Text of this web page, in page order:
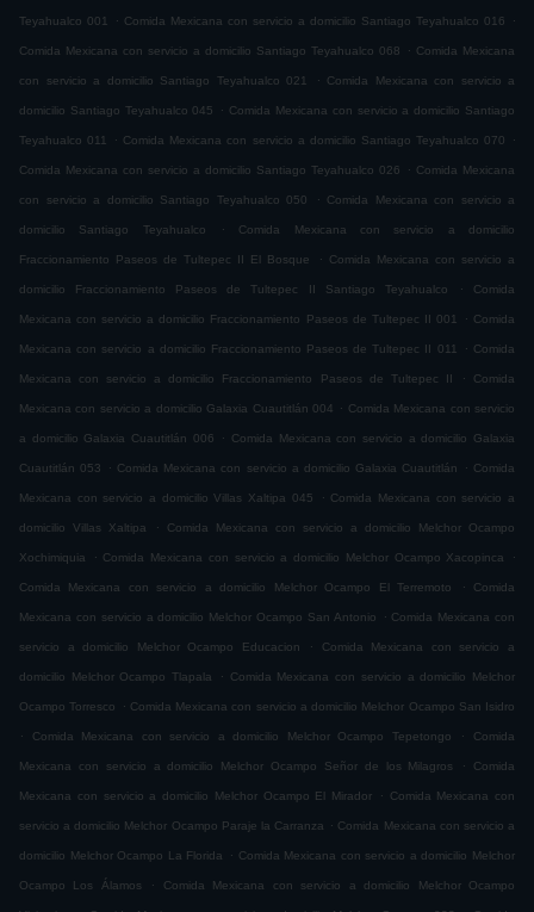
Teyahualco 001 . Comida Mexicana con servicio a domicilio Santiago Teyahualco 016 .
Comida Mexicana con servicio a domicilio Santiago Teyahualco 068 . Comida Mexicana
con servicio a domicilio Santiago Teyahualco 021 . Comida Mexicana con servicio a
domicilio Santiago Teyahualco 045 . Comida Mexicana con servicio a domicilio Santiago
Teyahualco 011 . Comida Mexicana con servicio a domicilio Santiago Teyahualco 070 .
Comida Mexicana con servicio a domicilio Santiago Teyahualco 026 . Comida Mexicana
con servicio a domicilio Santiago Teyahualco 050 . Comida Mexicana con servicio a
domicilio Santiago Teyahualco . Comida Mexicana con servicio a domicilio
Fraccionamiento Paseos de Tultepec II El Bosque . Comida Mexicana con servicio a
domicilio Fraccionamiento Paseos de Tultepec II Santiago Teyahualco . Comida
Mexicana con servicio a domicilio Fraccionamiento Paseos de Tultepec II 001 . Comida
Mexicana con servicio a domicilio Fraccionamiento Paseos de Tultepec II 011 . Comida
Mexicana con servicio a domicilio Fraccionamiento Paseos de Tultepec II . Comida
Mexicana con servicio a domicilio Galaxia Cuautitlán 004 . Comida Mexicana con servicio
a domicilio Galaxia Cuautitlán 006 . Comida Mexicana con servicio a domicilio Galaxia
Cuautitlán 053 . Comida Mexicana con servicio a domicilio Galaxia Cuautitlán . Comida
Mexicana con servicio a domicilio Villas Xaltipa 045 . Comida Mexicana con servicio a
domicilio Villas Xaltipa . Comida Mexicana con servicio a domicilio Melchor Ocampo
Xochimiquia . Comida Mexicana con servicio a domicilio Melchor Ocampo Xacopinca .
Comida Mexicana con servicio a domicilio Melchor Ocampo El Terremoto . Comida
Mexicana con servicio a domicilio Melchor Ocampo San Antonio . Comida Mexicana con
servicio a domicilio Melchor Ocampo Educacion . Comida Mexicana con servicio a
domicilio Melchor Ocampo Tlapala . Comida Mexicana con servicio a domicilio Melchor
Ocampo Torresco . Comida Mexicana con servicio a domicilio Melchor Ocampo San Isidro
.
Comida Mexicana con servicio a domicilio Melchor Ocampo Tepetongo . Comida
Mexicana con servicio a domicilio Melchor Ocampo Señor de los Milagros . Comida
Mexicana con servicio a domicilio Melchor Ocampo El Mirador . Comida Mexicana con
servicio a domicilio Melchor Ocampo Paraje la Carranza . Comida Mexicana con servicio a
domicilio Melchor Ocampo La Florida . Comida Mexicana con servicio a domicilio Melchor
Ocampo Los Álamos . Comida Mexicana con servicio a domicilio Melchor Ocampo